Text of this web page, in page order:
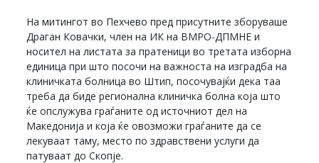
На митингот во Пехчево пред присутните зборуваше
Драган Ковачки, член на ИК на ВМРО-ДПМНЕ и
носител на листата за пратеници во третата изборна
единица при што посочи на важноста на изградба на
клиничката болница во Штип, посочувајќи дека таа
треба да биде регионална клиничка болна која што
ќе опслужува граѓаните од источниот дел на
Македонија и која ќе овозможи граѓаните да се
лекуваат таму, место по здравствени услуги да
патуваат до Скопје.